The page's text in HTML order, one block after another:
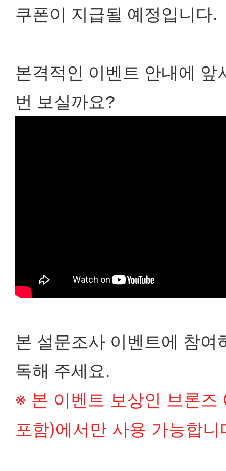
쿠폰이 지급될 예정입니다.
본격적인 이벤트 안내에
번 보실까요?
본 설문조사 이벤트에 참
독해 주세요.
※ 본 이벤트 보상인 브론
포함)에서만 사용 가능합니